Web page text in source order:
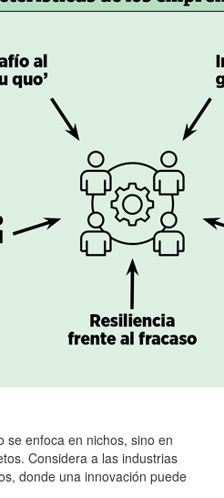
se enfoca en nichos, sino en
Considera a las industrias
donde una innovación puede